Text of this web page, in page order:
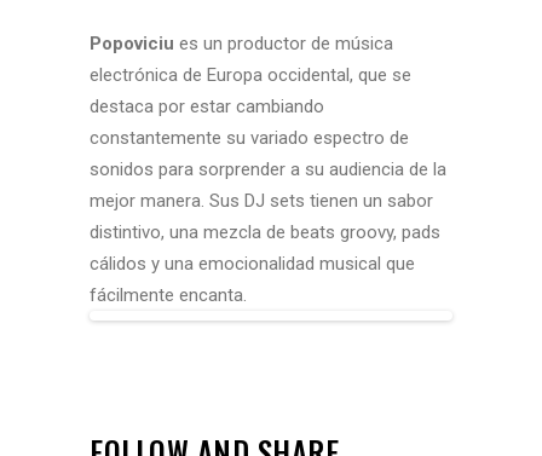
Popoviciu es un productor de música
electrónica de Europa occidental, que se
destaca por estar cambiando
constantemente su variado espectro de
sonidos para sorprender a su audiencia de la
mejor manera. Sus DJ sets tienen un sabor
distintivo, una mezcla de beats groovy, pads
cálidos y una emocionalidad musical que
fácilmente encanta.